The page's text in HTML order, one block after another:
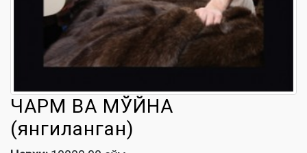
ЧАРМ ВА МЎЙНА
(янгиланган)